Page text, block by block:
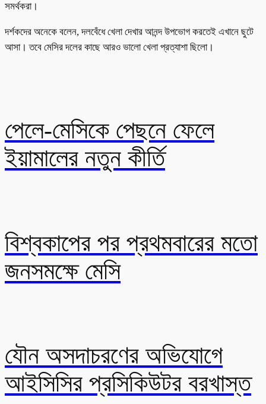
সমর্থকরা।
দর্শকদের অনেকে বলেন, দলবেঁধে খেলা দেখার আনন্দ উপভোগ করতেই এখানে ছুটে
আসা। তবে মেসির দলের কাছে আরও ভালো খেলা প্রত্যাশা ছিলো।
পেলে-মেসিকে পেছনে ফেলে
ইয়ামালের নতুন কীর্তি
বিশ্বকাপের পর প্রথমবারের মতো
জনসমক্ষে মেসি
যৌন অসদাচরণের অভিযোগে
আইসিসির প্রসিকিউটর বরখাস্ত